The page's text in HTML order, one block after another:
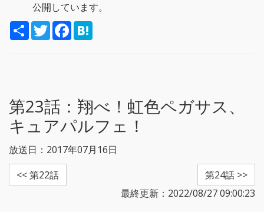
公開しています。
S
h
T
w
F
a
第23話： 翔べ！虹色ペガサス、
キュアパルフェ！
放送日：2017年07月16日
<< 第22話
第24話 >>
最終更新：2022/08/27 09:00:23